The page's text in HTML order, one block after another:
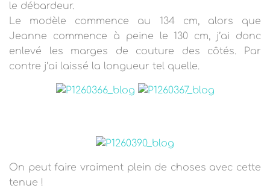
le débardeur.
Le modèle commence au 134 cm, alors que
Jeanne commence à peine le 130 cm, j’ai donc
enlevé les marges de couture des côtés. Par
contre j’ai laissé la longueur tel quelle.
On peut faire vraiment plein de choses avec cette
tenue !